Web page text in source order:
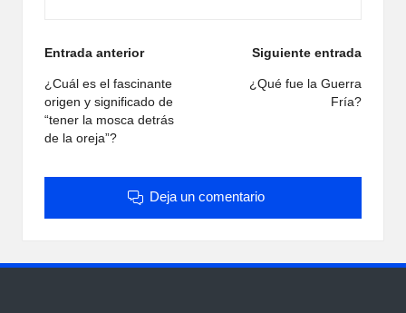
Navegación
de
entradas
Entrada anterior
¿Cuál es el fascinante
origen y significado de
“tener la mosca detrás
de la oreja”?
Siguiente entrada
¿Qué fue la Guerra
Fría?
Deja un comentario